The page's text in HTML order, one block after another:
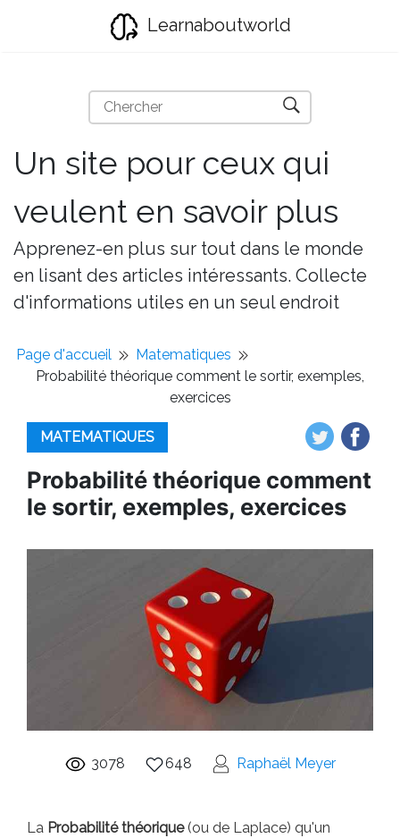
Learnaboutworld
Un site pour ceux qui
veulent en savoir plus
Apprenez-en plus sur tout dans le monde
en lisant des articles intéressants. Collecte
d'informations utiles en un seul endroit
Page d'accueil
Matematiques
Probabilité théorique comment le sortir, exemples,
exercices
MATEMATIQUES
Probabilité théorique comment
le sortir, exemples, exercices
3078 648 Raphaël Meyer
La Probabilité théorique(ou de Laplace) qu'un